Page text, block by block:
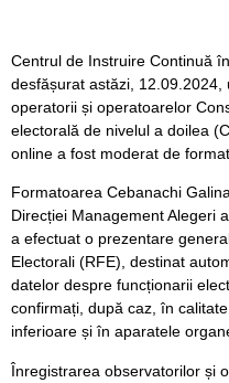
Centrul de Instruire Continuă
desfășurat astăzi,
operatorii și operatoarelor
electorală de nivelul a doilea
online a fost moderat de
Formatoarea Cebanachi
Direcției Management Alegeri
a efectuat o prezentare
Electorali (RFE), destinat
datelor despre funcționarii
confirmați, după caz, în
inferioare și în aparatele
Înregistrarea observatorilor și